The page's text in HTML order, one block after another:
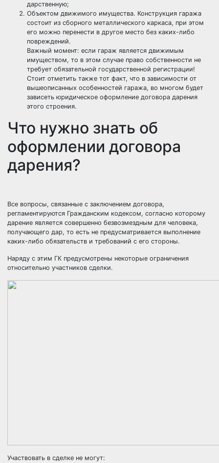
дарственную;
Объектом движимого имущества. Конструкция гаража
состоит из сборного металлического каркаса, при этом
его можно перенести в другое место без каких-либо
повреждений.
Важный момент: если гараж является движимым
имуществом, то в этом случае право собственности не
требует обязательной государственной регистрации!
Стоит отметить также тот факт, что в зависимости от
вышеописанных особенностей гаража, во многом будет
зависеть юридическое оформление договора дарения
этого строения.
Что нужно знать об
оформлении договора
дарения?
Все вопросы, связанные с заключением договора,
регламентируются Гражданским кодексом, согласно которому
дарение является совершенно безвозмездным для человека,
получающего дар, то есть не предусматривается выполнение
каких-либо обязательств и требований с его стороны.
Наряду с этим ГК предусмотрены некоторые ограничения
относительно участников сделки.
Участвовать в сделке не могут: